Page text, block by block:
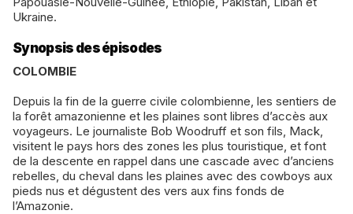
Ukraine.
Synopsis des épisodes
COLOMBIE
Depuis la fin de la guerre civile colombienne, les sentiers de
la forêt amazonienne et les plaines sont libres d’accès aux
voyageurs. Le journaliste Bob Woodruff et son fils, Mack,
visitent le pays hors des zones les plus touristique, et font
de la descente en rappel dans une cascade avec d’anciens
rebelles, du cheval dans les plaines avec des cowboys aux
pieds nus et dégustent des vers aux fins fonds de
l’Amazonie.